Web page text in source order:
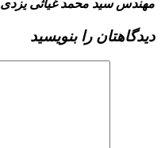
مهندس سید محمد غیاثی یزدی
دیدگاهتان را بنویسید